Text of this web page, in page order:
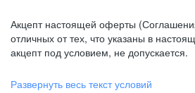
Акцепт настоящей оферты
отличных от тех, что указаны в
акцепт под условием, не допускается.
Развернуть весь текст условий